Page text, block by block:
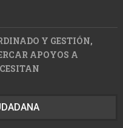
Y GESTIÓN,
APOYOS A